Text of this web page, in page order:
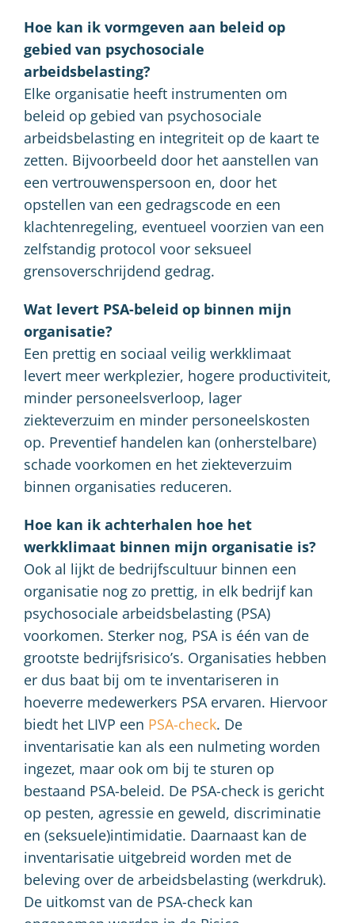
Hoe kan ik vormgeven aan beleid op
gebied van psychosociale
arbeidsbelasting?
Elke organisatie heeft instrumenten om
beleid op gebied van psychosociale
arbeidsbelasting en integriteit op de kaart te
zetten. Bijvoorbeeld door het aanstellen van
een vertrouwenspersoon en, door het
opstellen van een gedragscode en een
klachtenregeling, eventueel voorzien van een
zelfstandig protocol voor seksueel
grensoverschrijdend gedrag.
Wat levert PSA-beleid op binnen mijn
organisatie?
Een prettig en sociaal veilig werkklimaat
levert meer werkplezier, hogere productiviteit,
minder personeelsverloop, lager
ziekteverzuim en minder personeelskosten
op. Preventief handelen kan (onherstelbare)
schade voorkomen en het ziekteverzuim
binnen organisaties reduceren.
Hoe kan ik achterhalen hoe het
werkklimaat binnen mijn organisatie is?
Ook al lijkt de bedrijfscultuur binnen een
organisatie nog zo prettig, in elk bedrijf kan
psychosociale arbeidsbelasting (PSA)
voorkomen. Sterker nog, PSA is één van de
grootste bedrijfsrisico’s. Organisaties hebben
er dus baat bij om te inventariseren in
hoeverre medewerkers PSA ervaren. Hiervoor
biedt het LIVP een PSA-check. De
inventarisatie kan als een nulmeting worden
ingezet, maar ook om bij te sturen op
bestaand PSA-beleid. De PSA-check is gericht
op pesten, agressie en geweld, discriminatie
en (seksuele)intimidatie. Daarnaast kan de
inventarisatie uitgebreid worden met de
beleving over de arbeidsbelasting (werkdruk).
De uitkomst van de PSA-check kan